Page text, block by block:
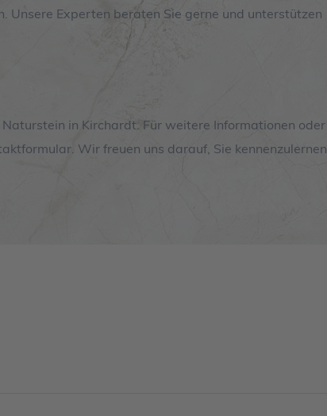
Unsere Experten beraten Sie gerne und unterstützen
in Kirchardt. Für weitere Informationen oder
Wir freuen uns darauf, Sie kennenzulernen